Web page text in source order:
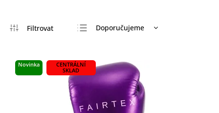
Doporučujeme
Nejprodávanější
Abecedně
Novinka
CENTRÁLNÍ
SKLAD